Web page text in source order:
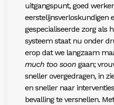
uitgangspunt, goed
eerstelijnsverloskundigen
gespecialiseerde zorg als
systeem staat nu onder
erop dat we langzaam
much too soon gaan;
sneller overgedragen, in
en sneller naar
bevalling te versnellen.